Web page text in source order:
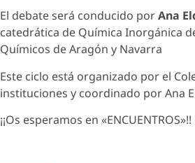
El debate será conducido porAna
catedrática de Química Inorgánica
Químicos de Aragón y Navarra
Este ciclo está organizado por el
instituciones y coordinado por Ana
¡¡Os esperamos en «ENCUENTROS»!!